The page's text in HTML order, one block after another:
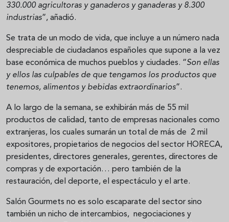
330.000 agricultoras y ganaderos y ganaderas y 8.300
industrias”, añadió.
Se trata de un modo de vida, que incluye a un número nada
despreciable de ciudadanos españoles que supone a la vez
base económica de muchos pueblos y ciudades. “Son ellas
y ellos las culpables de que tengamos los productos que
tenemos, alimentos y bebidas extraordinarios”.
A lo largo de la semana, se exhibirán más de 55 mil
productos de calidad, tanto de empresas nacionales como
extranjeras, los cuales sumarán un total de más de 2 mil
expositores, propietarios de negocios del sector HORECA,
presidentes, directores generales, gerentes, directores de
compras y de exportación… pero también de la
restauración, del deporte, el espectáculo y el arte.
Salón Gourmets no es solo escaparate del sector sino
también un nicho de intercambios, negociaciones y